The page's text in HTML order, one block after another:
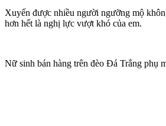
Xuyến được nhiều người ngưỡng mộ
hơn hết là nghị lực vượt khó của em.
Nữ sinh bán hàng trên đèo Đá Trắng phụ